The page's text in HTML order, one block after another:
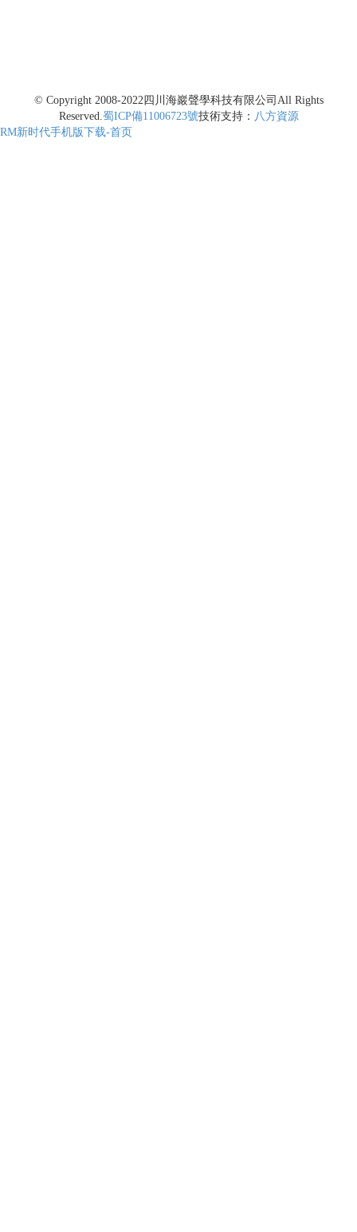
© Copyright 2008-2022四川海巖聲學科技有限公司 All Rights
Reserved.蜀ICP備11006723號技術支持： 八方資源
RM新时代手机版下载-首页